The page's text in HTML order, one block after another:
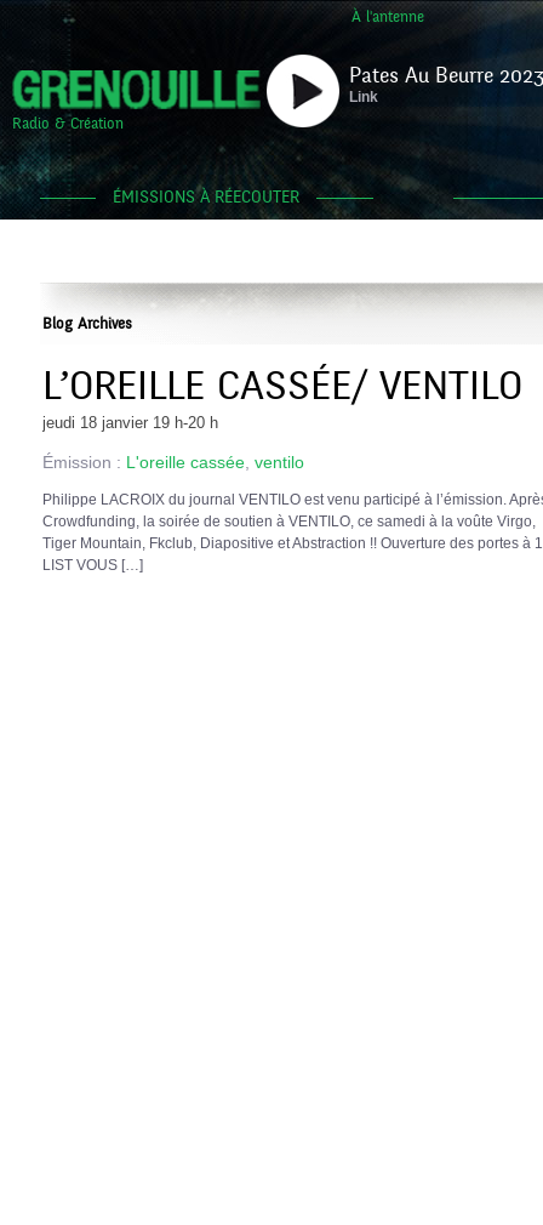
À l'antenne
Radio & Création
Pates Au Beurre
Link
ÉMISSIONS À RÉECOUTER
Blog Archives
L’OREILLE CASSÉE/ VENTILO
jeudi 18 janvier 19 h-20 h
Émission : L'oreille cassée ventilo
Philippe LACROIX du journal VENTILO est venu participé à l’émission.
Crowdfunding, la soirée de soutien à VENTILO, ce samedi à la voûte Virgo,
Tiger Mountain, Fkclub, Diapositive et Abstraction !! Ouverture des portes
LIST VOUS […]